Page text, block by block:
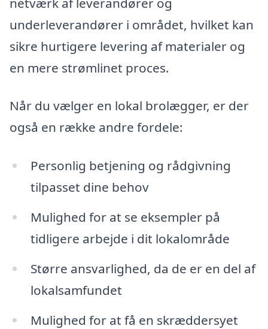
underleverandører i området, hvilket kan
sikre hurtigere levering af materialer og
en mere strømlinet proces.
Når du vælger en lokal brolægger, er der
også en række andre fordele:
Personlig betjening og rådgivning
tilpasset dine behov
Mulighed for at se eksempler på
tidligere arbejde i dit lokalområde
Større ansvarlighed, da de er en del af
lokalsamfundet
Mulighed for at få en skræddersyet